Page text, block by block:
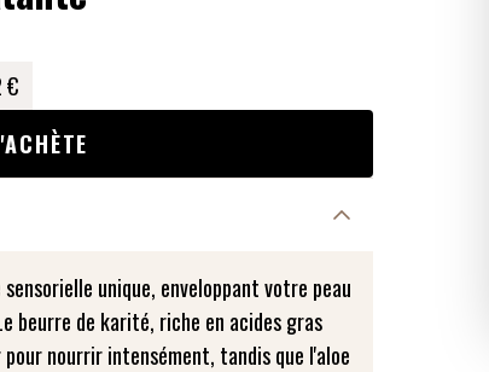
€
unique, enveloppant votre peau
beurre de karité, riche en acides gras
nourrir intensément, tandis que l'aloe